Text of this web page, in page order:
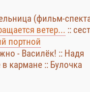
(фильм-
ветер... ::
портной
- Василёк! :: Надя
кармане :: Булочка